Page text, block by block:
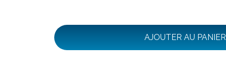
AJOUTER AU PANIER